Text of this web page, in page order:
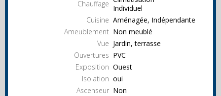
Chauffage Individuel
Cuisine Aménagée, Indépendante
Ameublement Non meublé
Vue Jardin, terrasse
Ouvertures PVC
Exposition Ouest
Isolation oui
Ascenseur Non